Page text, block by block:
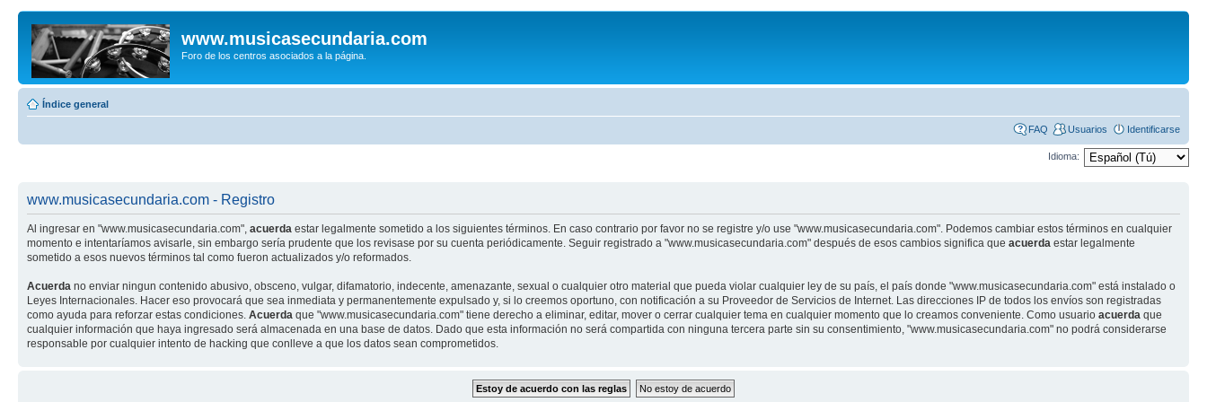
www.musicasecundaria.com
Foro de los centros asociados a la página.
Índice general
FAQ Usuarios Identificarse
Idioma:
www.musicasecundaria.com - Registro
Al ingresar en "www.musicasecundaria.com", acuerda estar legalmente sometido a los siguientes términos. En caso contrario por favor no se registre y/o use "www.musicasecundaria.com". Podemos cambiar estos términos en cualquier
momento e intentaríamos avisarle, sin embargo sería prudente que los revisase por su cuenta periódicamente. Seguir registrado a "www.musicasecundaria.com" después de esos cambios significa que acuerda estar legalmente
sometido a esos nuevos términos tal como fueron actualizados y/o reformados.
Acuerda no enviar ningun contenido abusivo, obsceno, vulgar, difamatorio, indecente, amenazante, sexual o cualquier otro material que pueda violar cualquier ley de su país, el país donde "www.musicasecundaria.com" está instalado o
Leyes Internacionales. Hacer eso provocará que sea inmediata y permanentemente expulsado y, si lo creemos oportuno, con notificación a su Proveedor de Servicios de Internet. Las direcciones IP de todos los envíos son registradas
como ayuda para reforzar estas condiciones. Acuerda que "www.musicasecundaria.com" tiene derecho a eliminar, editar, mover o cerrar cualquier tema en cualquier momento que lo creamos conveniente. Como usuario acuerda que
cualquier información que haya ingresado será almacenada en una base de datos. Dado que esta información no será compartida con ninguna tercera parte sin su consentimiento, "www.musicasecundaria.com" no podrá considerarse
responsable por cualquier intento de hacking que conlleve a que los datos sean comprometidos.